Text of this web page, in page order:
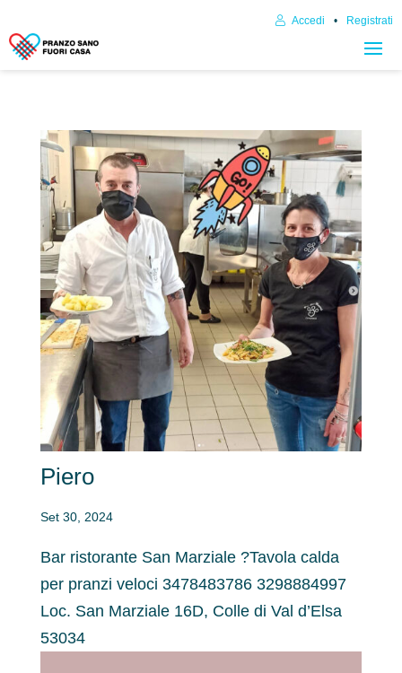
Accedi Registrati
Piero
Set 30, 2024
Bar ristorante San Marziale ?Tavola calda
per pranzi veloci 3478483786 3298884997
Loc. San Marziale 16D, Colle di Val d’Elsa
53034